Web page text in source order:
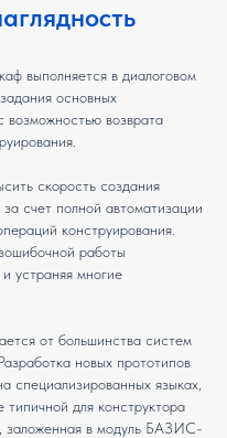
выполняется в диалоговом
основных
возможностью возврата
скорость создания
счет полной автоматизации
конструирования.
работы
устраняя многие
от большинства систем
новых прототипов
специализированных языках,
типичной для конструктора
заложенная в модуль БАЗИС-